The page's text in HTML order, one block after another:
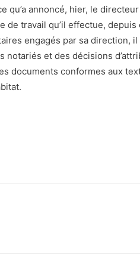
qu’a annoncé, hier, le directeur
de travail qu’il effectue,
engagés par sa direction,
et des décisions
documents conformes aux